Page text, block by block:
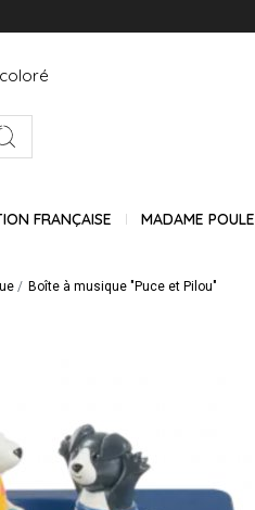
FRANÇAISE MADAME POULE
Boîte à musique "Puce et Pilou"